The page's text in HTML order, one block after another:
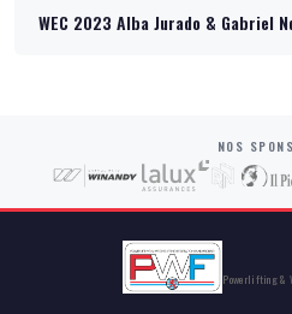
WEC 2023 Alba Jurado & Gabriel
NOS
Powerlifting &